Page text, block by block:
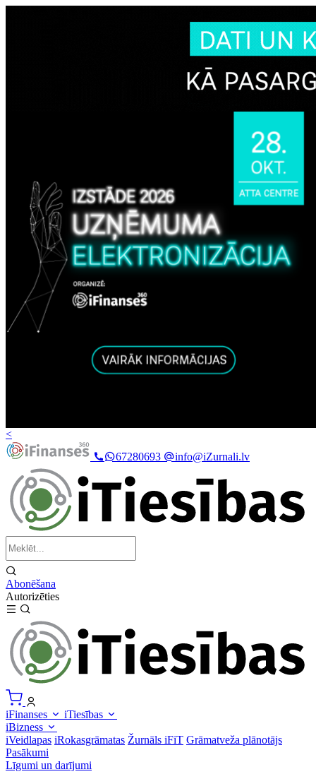
<
67280693
info@iZurnali.lv
Abonēšana
Autorizēties
iFinanses
iTiesības
iBizness
iVeidlapas iRokasgrāmatas Žurnāls iFiT Grāmatveža plānotājs
Pasākumi
Līgumi un darījumi